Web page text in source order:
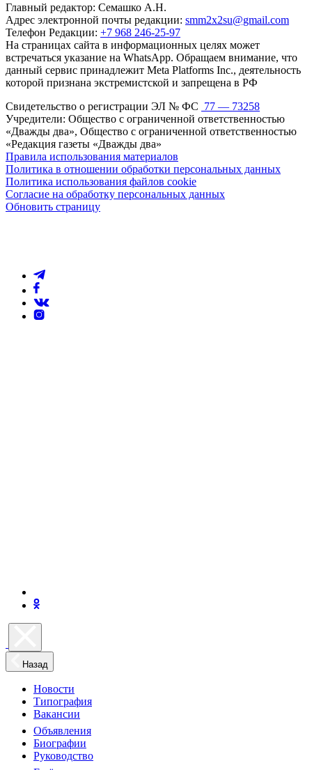
Главный редактор: Семашко А.Н.
Адрес электронной почты редакции: smm2x2su@gmail.com
Телефон Редакции: +7 968 246-25-97
На страницах сайта в информационных целях может
встречаться указание на WhatsApp. Обращаем внимание, что
данный сервис принадлежит Meta Platforms Inc., деятельность
которой признана экстремистской и запрещена в РФ
Свидетельство о регистрации ЭЛ № ФС 77 — 73258
Учредители: Общество с ограниченной ответственностью
«Дважды два», Общество с ограниченной ответственностью
«Редакция газеты «Дважды два»
Правила использования материалов
Политика в отношении обработки персональных данных
Политика использования файлов cookie
Согласие на обработку персональных данных
Обновить страницу
Назад
Новости
Типография
Вакансии
Объявления
Биографии
Руководство